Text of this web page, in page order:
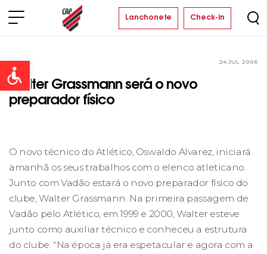
Open toolbar
Lanchonete Check-in
24 JUL 2006
Walter Grassmann será o novo
preparador físico
O novo técnico do Atlético, Oswaldo Alvarez, iniciará
amanhã os seus trabalhos com o elenco atleticano.
Junto com Vadão estará o novo preparador físico do
clube, Walter Grassmann. Na primeira passagem de
Vadão pelo Atlético, em 1999 e 2000, Walter esteve
junto como auxiliar técnico e conheceu a estrutura
do clube. “Na época já era espetacular e agora com a